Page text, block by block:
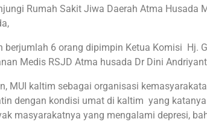
Rumah Sakit Jiwa Daerah Atma Husada
berjumlah 6 orang dipimpin Ketua Komisi Hj.
Medis RSJD Atma husada Dr Dini
MUI kaltim sebagai organisasi
dengan kondisi umat di kaltim yang
masyarakatnya yang mengalami depresi,